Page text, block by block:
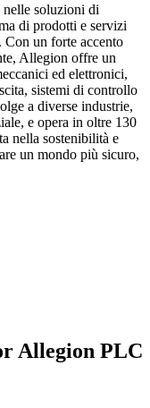
soluzioni di
di prodotti e servizi
Con un forte accento
Allegion offre un
ed elettronici,
sistemi di controllo
a diverse industrie,
e opera in oltre 130
nella sostenibilità e
un mondo più sicuro,
Allegion PLC